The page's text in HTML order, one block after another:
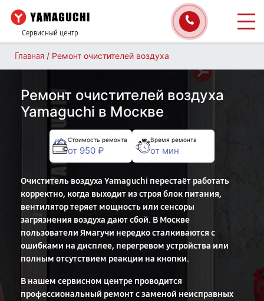
Сервисный центр
Главная / Ремонт очистителей воздуха
Ремонт очистителей воздуха
Yamaguchi в Москве
Стоимость ремонта
от 950 ₽
Время ремонта
от мин
Очиститель воздуха Yamaguchi перестаёт работать
корректно, когда выходит из строя блок питания,
вентилятор теряет мощность или сенсоры
загрязнения воздуха дают сбой. В Москве
пользователи Ямагучи нередко сталкиваются с
ошибками на дисплее, перегревом устройства или
полным отсутствием реакции на кнопки.
В нашем сервисном центре проводится
профессиональный ремонт с заменой неисправных